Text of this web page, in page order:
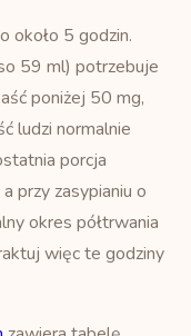
około 5 godzin.
59 ml) potrzebuje
poniżej 50 mg,
ludzi normalnie
porcja
a przy zasypianiu o
okres półtrwania
więc te godziny